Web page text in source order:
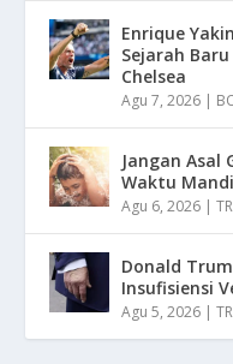
Enrique
Sejarah
Chelsea
Agu 7, 2026 |
Jangan Asal
Waktu
Agu 6, 2026 |
Donald
Insufisiensi
Agu 5, 2026 |